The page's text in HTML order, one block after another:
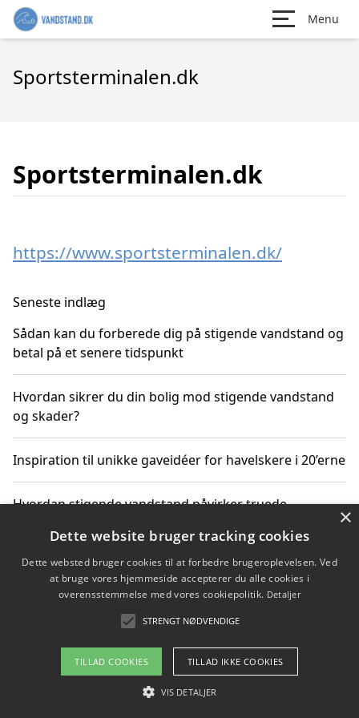
Menu
Sportsterminalen.dk
Sportsterminalen.dk
https://www.sportsterminalen.dk/
Seneste indlæg
Sådan kan du forberede dig på stigende vandstand og
betal på et senere tidspunkt
Hvordan sikrer du din bolig mod stigende vandstand
og skader?
Inspiration til unikke gaveidéer for havelskere i 20’erne
Hvordan stigende vandstand påvirker truede
Sådan vælger du de bedste vandrerygsække til
vandreture i Danmark
Copyright 2026 - Pilanto Aps
Om / kontakt
×
Dette website bruger tracking cookies
Dette websted bruger cookies til at forbedre brugeroplevelsen. Ved
at bruge vores hjemmeside accepterer du alle cookies i
overensstemmelse med vores cookiepolitik. Detaljer
STRENGT NØDVENDIGE
TILLAD COOKIES TILLAD IKKE COOKIES
VIS DETALJER